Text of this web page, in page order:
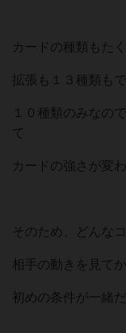
カードの種類もた
拡張も１３種類も
１０種類のみなの
て
カードの強さが変
そのため、どんな
相手の動きを見て
初めの条件が一緒